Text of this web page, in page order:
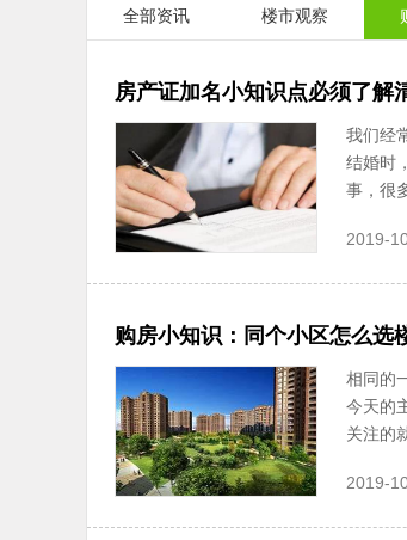
全部资讯 楼市观察
房产证加名小知识点必须了解
我们经
结婚时
事，很
2019-
购房小知识：同个小区怎么选
相同的
今天的
关注的
2019-